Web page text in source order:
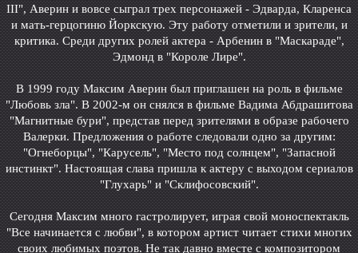
III", Аверин и вовсе сыграл трех персонажей - Эдварда, Кларенса
и мать-герцогиню Йоркскую. Эту работу отметили и зрители, и
критика. Среди других ролей актера - Арбенин в "Маскараде",
Эдмонд в "Короле Лире".
В 1999 году Максим Аверин был приглашен на роль в фильме
"Любовь зла". В 2002-м он снялся в фильме Вадима Абдрашитова
"Магнитные бури", представ перед зрителями в образе рабочего
Валерки. Предложения о работе следовали одно за другим:
"Огнеборцы", "Карусель", "Место под солнцем", "Запасной
инстинкт". Настоящая слава пришла к актеру с выходом сериалов
"Глухарь" и "Склифосовский".
Сегодня Максим много гастролирует, играя свой моноспектакль
"Все начинается с любви", в котором артист читает стихи многих
своих любимых поэтов. Не так давно вместе с композитором